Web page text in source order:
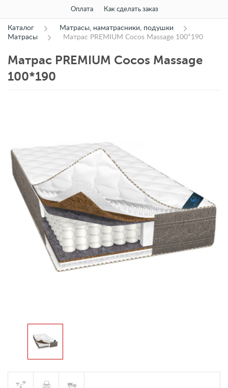
Оплата Как сделать заказ
Каталог
Матрасы, наматрасники, подушки
Матрасы
Матрас PREMIUM Cocos Massage 100*190
Матрас PREMIUM Cocos Massage
100*190